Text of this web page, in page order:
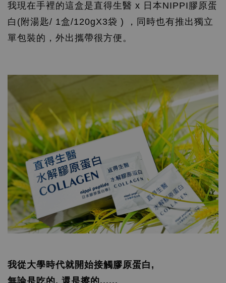
我現在手裡的這盒是直得生醫 x 日本NIPPI膠原蛋
白(附湯匙/ 1盒/120gX3袋 ) ，同時也有推出獨立
單包裝的，外出攜帶很方便。
我從大學時代就開始接觸膠原蛋白,
無論是吃的, 還是擦的......